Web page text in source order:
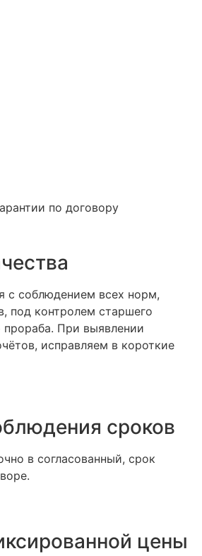
по договору
с соблюдением всех норм,
под контролем старшего
При выявлении
исправляем в короткие
сроков
в согласованный, срок
цены